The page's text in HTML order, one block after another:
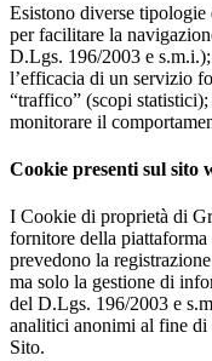
Esistono diverse
per facilitare la
D.Lgs. 196/2003 e
l’efficacia di un servizio
“traffico” (scopi
monitorare il
Cookie presenti sul sito
I Cookie di proprietà di
fornitore della
prevedono la
ma solo la gestione di
del D.Lgs. 196/2003 e
analitici anonimi al fine di
Sito.